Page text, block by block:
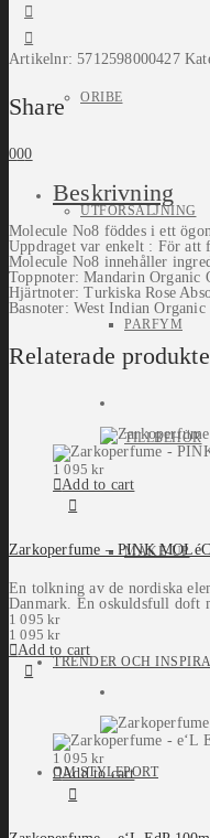
ORIBE
UTFÖRSÄLJNING
PARFYM
TILLBEHÖR
MAKE-UP
TRENDER OCH
OM STYLEPORT
Artikelnr:5712598000427
Share
000
Beskrivning
Molecule No8 föddes i ett
Uppdraget var enkelt : För att
Molecule No8 innehåller
Toppnoter: Mandarin Organic
Hjärtnoter: Turkiska Rose
Basnoter: West Indian
Relaterade
1 095kr
Add to cart
Zarkoperfume – PINK
En tolkning av de nordiska
Danmark. En oskuldsfull doft
1 095kr
1 095kr
Add to cart
1 095kr
Add to cart